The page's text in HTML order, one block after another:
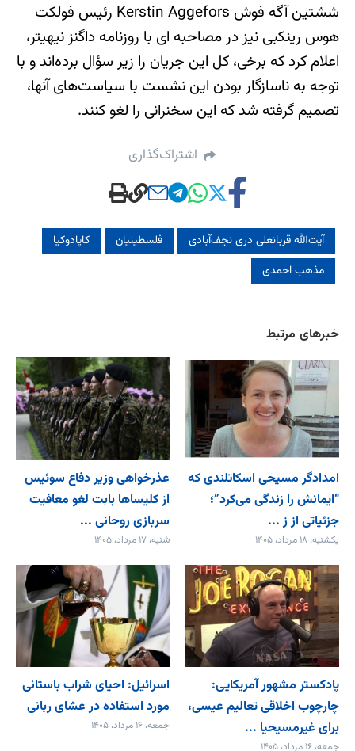
ششتین آگه فوش Kerstin Aggefors رئیس فولکت
هوس رینکبی نیز در مصاحبه ای با روزنامه داگنز نیهیتر،
اعلام کرد که برخی، کل این جریان را زیر سؤال برده‌اند و با
توجه به ناسازگار بودن این نشست با سیاست‌های آنها،
تصمیم گرفته شد که این سخنرانی را لغو کنند.
اشتراک‌گذاری
آیت‌الله قربانعلی دری نجف‌آبادی فلسطینیان
کاپادوکیا
مذهب احمدی
خبرهای مرتبط
امدادگر مسیحی اسکاتلندی که
“ایمانش را زندگی می‌کرد”؛
جزئیاتی از ز ...
یکشنبه، ۱۸ مرداد، ۱۴۰۵
عذرخواهی وزیر دفاع سوئیس
از کلیساها بابت لغو معافیت
سربازی روحانی ...
شنبه، ۱۷ مرداد، ۱۴۰۵
پادکستر مشهور آمریکایی:
چارچوب اخلاقی تعالیم عیسی،
برای غیرمسیحیا ...
جمعه، ۱۶ مرداد، ۱۴۰۵
اسرائیل: احیای شراب باستانی
مورد استفاده در عشای ربانی
جمعه، ۱۶ مرداد، ۱۴۰۵